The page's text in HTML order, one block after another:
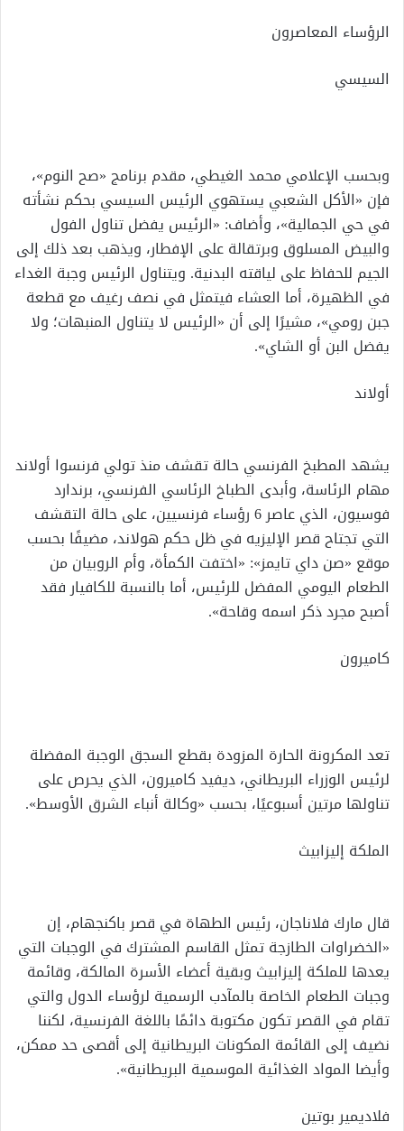
الرؤساء المعاصرون
السيسي
وبحسب الإعلامي محمد الغيطي، مقدم برنامج «صح النوم»،
فإن «الأكل الشعبي يستهوي الرئيس السيسي بحكم نشأته
في حي الجمالية»، وأضاف: «الرئيس يفضل تناول الفول
والبيض المسلوق وبرتقالة على الإفطار، ويذهب بعد ذلك إلى
الجيم للحفاظ على لياقته البدنية. ويتناول الرئيس وجبة الغداء
في الظهيرة، أما العشاء فيتمثل في نصف رغيف مع قطعة
جبن رومي»، مشيرًا إلى أن «الرئيس لا يتناول المنبهات؛ ولا
يفضل البن أو الشاي».
أولاند
يشهد المطبخ الفرنسي حالة تقشف منذ تولي فرنسوا أولاند
مهام الرئاسة، وأبدى الطباخ الرئاسي الفرنسي، برندارد
فوسيون، الذي عاصر 6 رؤساء فرنسيين، على حالة التقشف
التي تجتاح قصر الإليزيه في ظل حكم هولاند، مضيفًا بحسب
موقع «صن داي تايمز»: «اختفت الكمأة، وأم الروبيان من
الطعام اليومي المفضل للرئيس، أما بالنسبة للكافيار فقد
أصبح مجرد ذكر اسمه وقاحة».
كاميرون
تعد المكرونة الحارة المزودة بقطع السجق الوجبة المفضلة
لرئيس الوزراء البريطاني، ديفيد كاميرون، الذي يحرص على
تناولها مرتين أسبوعيًا، بحسب «وكالة أنباء الشرق الأوسط».
الملكة إليزابيث
قال مارك فلاناجان، رئيس الطهاة في قصر باكنجهام، إن
«الخضراوات الطازجة تمثل القاسم المشترك في الوجبات التي
يعدها للملكة إليزابيث وبقية أعضاء الأسرة المالكة، وقائمة
وجبات الطعام الخاصة بالمآدب الرسمية لرؤساء الدول والتي
تقام في القصر تكون مكتوبة دائمًا باللغة الفرنسية، لكننا
نضيف إلى القائمة المكونات البريطانية إلى أقصى حد ممكن،
وأيضا المواد الغذائية الموسمية البريطانية».
فلاديمير بوتين